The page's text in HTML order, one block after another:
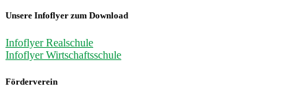
Unsere Infoflyer zum Download
Infoflyer Realschule
Infoflyer Wirtschaftsschule
Förderverein